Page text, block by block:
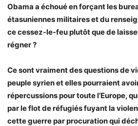
Obama a échoué en forçant les
étasuniennes militaires et du
ce cessez-le-feu plutôt que de
régner ?
Ce sont vraiment des questions de
peuple syrien et elles pourraient
répercussions pour toute l’Europe,
par le flot de réfugiés fuyant la
cette guerre par procuration qui